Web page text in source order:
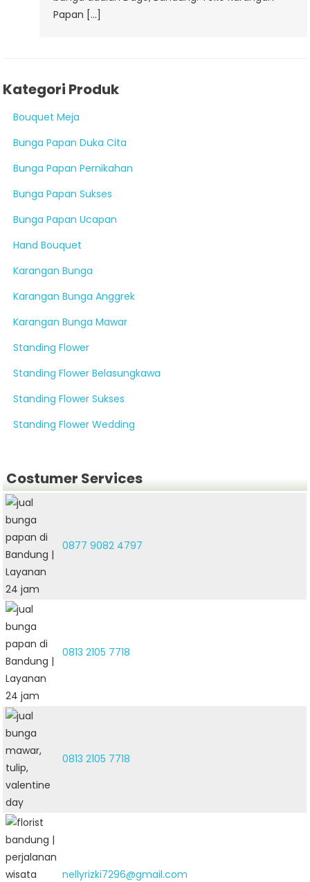
Papan […]
Kategori Produk
Bouquet Meja
Bunga Papan Duka Cita
Bunga Papan Pernikahan
Bunga Papan Sukses
Bunga Papan Ucapan
Hand Bouquet
Karangan Bunga
Karangan Bunga Anggrek
Karangan Bunga Mawar
Standing Flower
Standing Flower Belasungkawa
Standing Flower Sukses
Standing Flower Wedding
Costumer Services
0877 9082 4797
0813 2105 7718
0813 2105 7718
nellyrizki7296@gmail.com